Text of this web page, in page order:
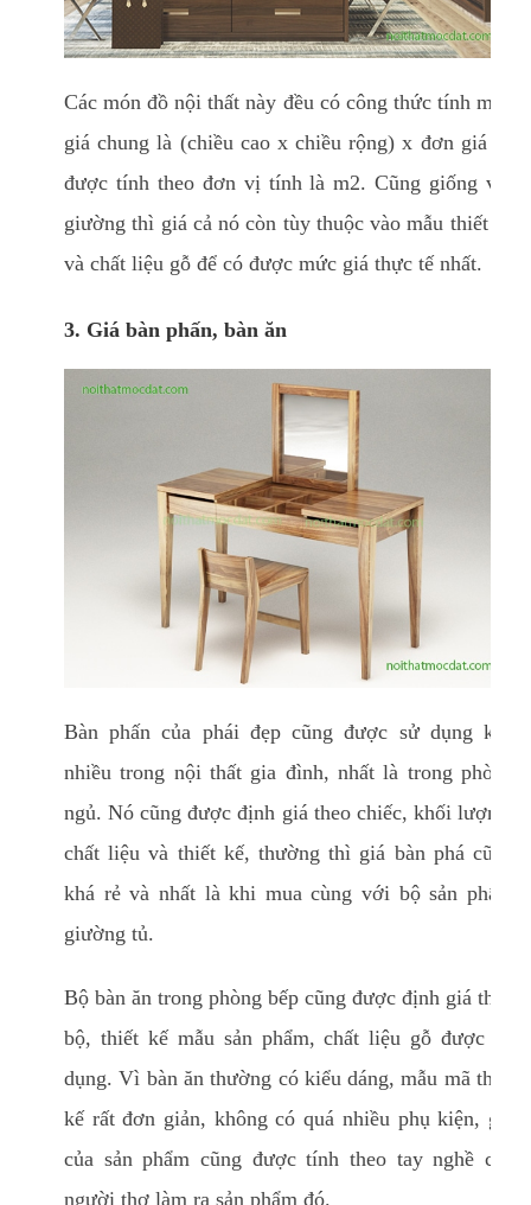
Các món đồ nội thất này đều có công thức tính mức
giá chung là (chiều cao x chiều rộng) x đơn giá và
được tính theo đơn vị tính là m2. Cũng giống với
giường thì giá cả nó còn tùy thuộc vào mẫu thiết kế
và chất liệu gỗ để có được mức giá thực tế nhất.
3. Giá bàn phấn, bàn ăn
Bàn phấn của phái đẹp cũng được sử dụng khá
nhiều trong nội thất gia đình, nhất là trong phòng
ngủ. Nó cũng được định giá theo chiếc, khối lượng,
chất liệu và thiết kế, thường thì giá bàn phá cũng
khá rẻ và nhất là khi mua cùng với bộ sản phẩm
giường tủ.
Bộ bàn ăn trong phòng bếp cũng được định giá theo
bộ, thiết kế mẫu sản phẩm, chất liệu gỗ được sử
dụng. Vì bàn ăn thường có kiểu dáng, mẫu mã thiết
kế rất đơn giản, không có quá nhiều phụ kiện, giá
của sản phẩm cũng được tính theo tay nghề của
người thợ làm ra sản phẩm đó.